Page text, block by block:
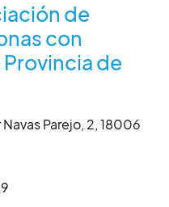
de
con
de
Parejo, 2, 18006